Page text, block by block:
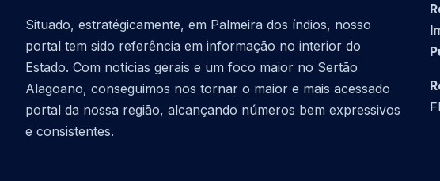
Situado, estratégicamente, em Palmeira dos índios, nosso
portal tem sido referência em informação no interior do
Estado. Com notícias gerais e um foco maior no Sertão
Alagoano, conseguimos nos tornar o maior e mais acessado
portal da nossa região, alcançando números bem expressivos
e consistentes.